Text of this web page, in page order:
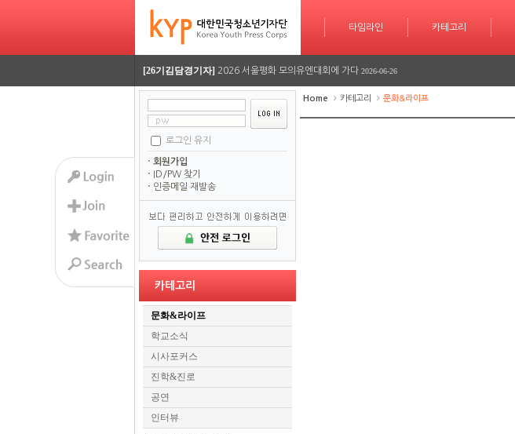
타임라인
타임라인 카테고리
카테고리 알림마당
[26기이율관기자] 수업 시간 덮친 화재, 동탄 학원가 긴급 대피 소동 2026-07-08
[26기김담경기자] 2026 서울평화 모의유엔대회에 가다
2026 서울평화 모의유엔대회에 가다 2026-06-25
[26기정재훈기자] AI가 짜주는 맞춤형 방학 시간표…학습 계획도 인공지능 시대
[26기김담경기자]
[26기이율관기자]
[26기김담경기자] 2026 서울평화 모의유엔대회에 가다
[26기김담경기자] 2026 서울평화 모의유엔대회에 가다
로그인 유지
회원가입
ID/PW 찾기
인증메일 재발송
카테고리
문화&라이프
학교소식
시사포커스
진학&진로
공연
인터뷰
Home 카테고리 문화&라이프